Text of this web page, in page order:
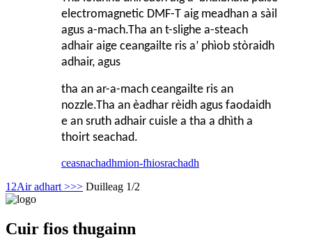
electromagnetic DMF-T aig meadhan a sàil
agus a-mach.Tha an t-slighe a-steach
adhair aige ceangailte ris a’ phìob stòraidh
adhair, agus
tha an ar-a-mach ceangailte ris an
nozzle.Tha an èadhar rèidh agus faodaidh
e an sruth adhair cuisle a tha a dhìth a
thoirt seachad.
ceasnachadhmion-fhiosrachadh
1 2Air adhart >>> Duilleag 1/2
Cuir fios thugainn